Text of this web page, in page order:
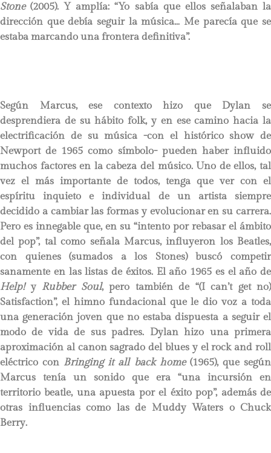
Stone(2005). Y amplía: “Yo sabía que ellos señalaban la
dirección que debía seguir la música… Me parecía que se
estaba marcando una frontera definitiva”.
Según Marcus, ese contexto hizo que Dylan se
desprendiera de su hábito folk, y en ese camino hacia la
electrificación de su música -con el histórico show de
Newport de 1965 como símbolo- pueden haber influido
muchos factores en la cabeza del músico. Uno de ellos, tal
vez el más importante de todos, tenga que ver con el
espíritu inquieto e individual de un artista siempre
decidido a cambiar las formas y evolucionar en su carrera.
Pero es innegable que, en su “intento por rebasar el ámbito
del pop”, tal como señala Marcus, influyeron los Beatles,
con quienes (sumados a los Stones) buscó competir
sanamente en las listas de éxitos. El año 1965 es el año de
Help!y Rubber Soul, pero también de “(I can’t get no)
Satisfaction”, el himno fundacional que le dio voz a toda
una generación joven que no estaba dispuesta a seguir el
modo de vida de sus padres. Dylan hizo una primera
aproximación al canon sagrado del blues y el rock and roll
eléctrico con Bringing it all back home(1965), que según
Marcus tenía un sonido que era “una incursión en
territorio beatle, una apuesta por el éxito pop”, además de
otras influencias como las de Muddy Waters o Chuck
Berry.